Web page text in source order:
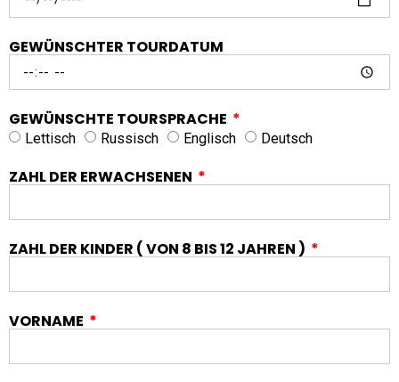
GEWÜNSCHTER TOURDATUM
GEWÜNSCHTE TOURSPRACHE
Lettisch Russisch Englisch Deutsch
ZAHL DER ERWACHSENEN
ZAHL DER KINDER ( VON 8 BIS 12 JAHREN )
VORNAME